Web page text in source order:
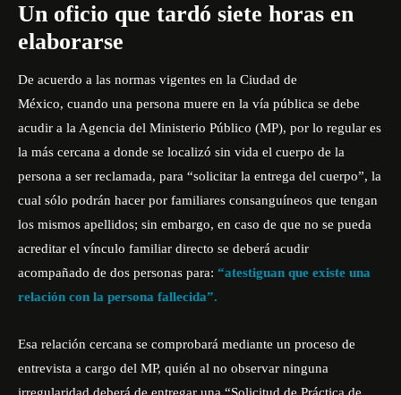
Un oficio que tardó siete horas en
elaborarse
De acuerdo a las normas vigentes en la Ciudad de
México, cuando una persona muere en la vía pública se debe
acudir a la Agencia del Ministerio Público (MP), por lo regular es
la más cercana a donde se localizó sin vida el cuerpo de la
persona a ser reclamada, para “solicitar la entrega del cuerpo”, la
cual sólo podrán hacer por familiares consanguíneos que tengan
los mismos apellidos; sin embargo, en caso de que no se pueda
acreditar el vínculo familiar directo se deberá acudir
acompañado de dos personas para: “atestiguan que existe una
relación con la persona fallecida”.
Esa relación cercana se comprobará mediante un proceso de
entrevista a cargo del MP, quién al no observar ninguna